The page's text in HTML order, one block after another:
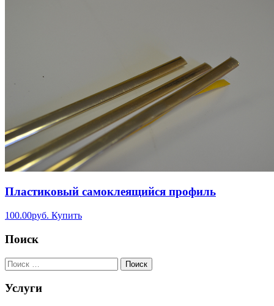
Пластиковый самоклеящийся профиль
100.00руб. Купить
Поиск
Услуги